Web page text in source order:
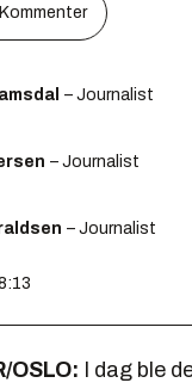
Kommenter
– Journalist
– Journalist
– Journalist
OSLO: I dag ble